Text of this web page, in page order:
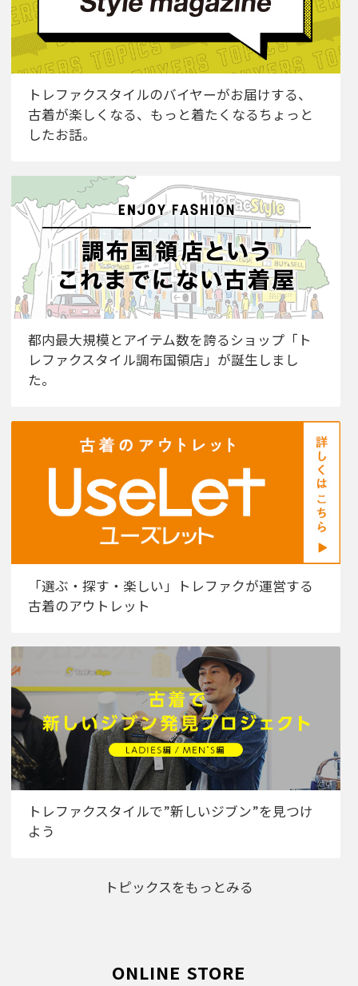
トレファクスタイルのバイヤーがお届けする、
古着が楽しくなる、もっと着たくなるちょっと
したお話。
都内最大規模とアイテム数を誇るショップ「ト
レファクスタイル調布国領店」が誕生しまし
た。
「選ぶ・探す・楽しい」トレファクが運営する
古着のアウトレット
トレファクスタイルで”新しいジブン”を見つけ
よう
トピックスをもっとみる
ONLINE STORE